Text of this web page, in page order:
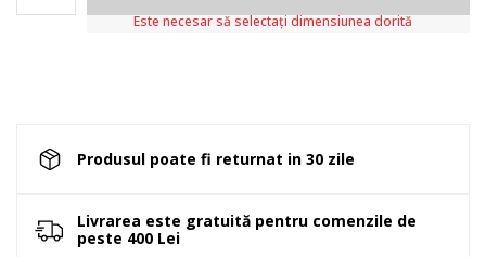
Este necesar să selectați dimensiunea dorită
Produsul poate fi returnat in 30 zile
Livrarea este gratuită pentru comenzile de
peste 400 Lei